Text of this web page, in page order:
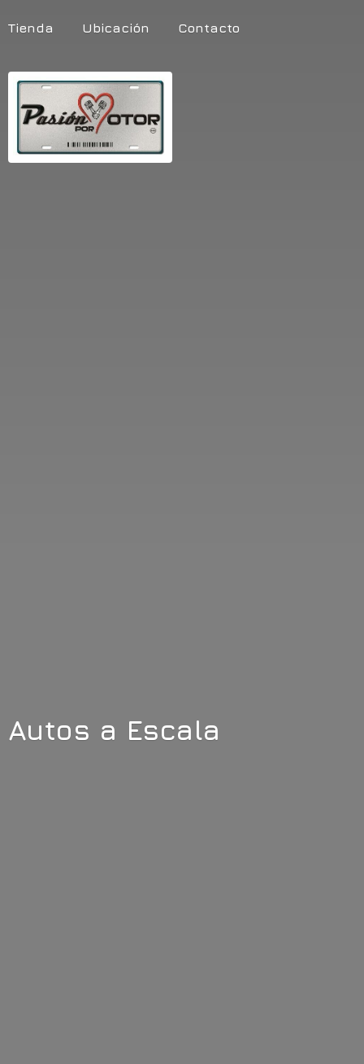
Tienda Ubicación Contacto
Autos a Escala